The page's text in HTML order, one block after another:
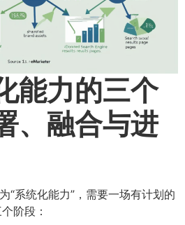
能力的三个
、融合与进
“系统化能力”，需要一场有计划的
阶段：